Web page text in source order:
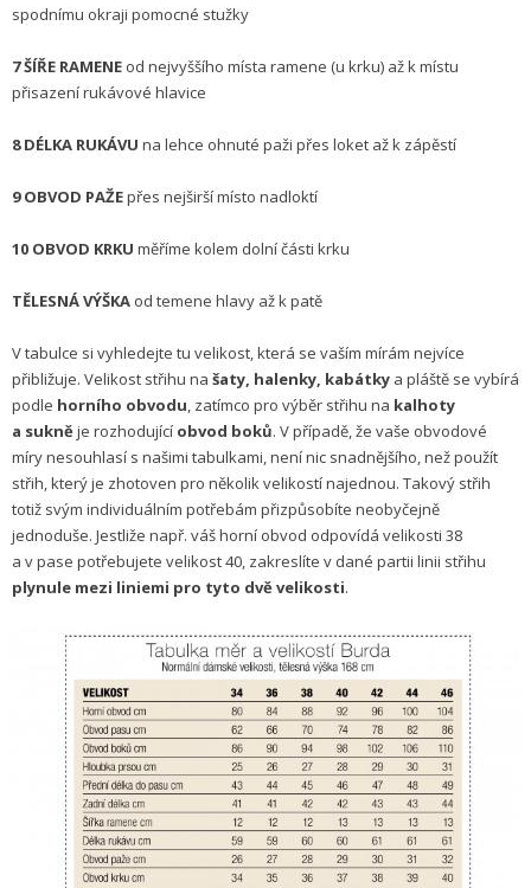
spodnímu okraji pomocné stužky
7 ŠÍŘE RAMENE od nejvyššího místa ramene (u krku) až k místu
přisazení rukávové hlavice
8 DÉLKA RUKÁVU na lehce ohnuté paži přes loket až k zápěstí
9 OBVOD PAŽEpřes nejširší místo nadloktí
10 OBVOD KRKU měříme kolem dolní části krku
TĚLESNÁ VÝŠKA od temene hlavy až k patě
V tabulce si vyhledejte tu velikost, která se vaším mírám nejvíce
přibližuje. Velikost střihu na šaty, halenky, kabátky a pláště se vybírá
podle horního obvodu, zatímco pro výběr střihu na kalhoty
a sukně je rozhodující obvod boků. V případě, že vaše obvodové
míry nesouhlasí s našimi tabulkami, není nic snadnějšího, než použít
střih, který je zhotoven pro několik velikostí najednou. Takový střih
totiž svým individuálním potřebám přizpůsobíte neobyčejně
jednoduše. Jestliže např. váš horní obvod odpovídá velikosti 38
a v pase potřebujete velikost 40, zakreslíte v dané partii linii střihu
plynule mezi liniemi pro tyto dvě velikosti.